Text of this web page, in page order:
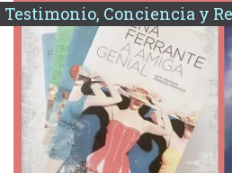
Testimonio, Conciencia y